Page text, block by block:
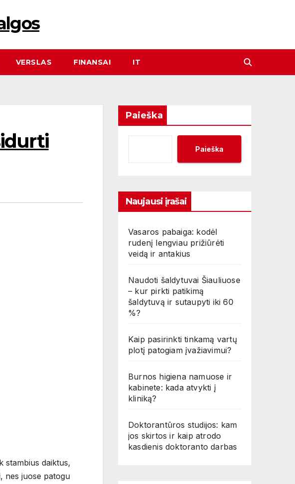
VERSLAS FINANSAI IT
stambius daiktus,
nes juose patogu
Paieška
Paieška
Naujausi įrašai
Vasaros pabaiga: kodėl
rudenį lengviau prižiūrėti
veidą ir antakius
Naudoti šaldytuvai Šiauliuose
– kur pirkti patikimą
šaldytuvą ir sutaupyti iki 60
%?
Kaip pasirinkti tinkamą vartų
plotį patogiam įvažiavimui?
Burnos higiena namuose ir
kabinete: kada atvykti į
kliniką?
Doktorantūros studijos: kam
jos skirtos ir kaip atrodo
kasdienis doktoranto darbas